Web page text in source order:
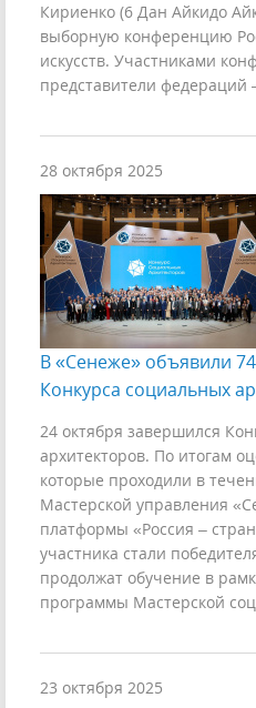
Кириенко (6 Дан Айкидо
выборную конференцию
искусств. Участниками
представители федераций
28 октября 2025
В «Сенеже» объявили
Конкурса социальных
24 октября завершился
архитекторов. По итогам
которые проходили в
Мастерской управления
платформы «Россия –
участника стали
продолжат обучение в
программы Мастерской
23 октября 2025